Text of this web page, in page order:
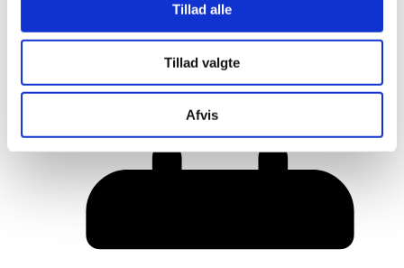
Tillad alle
Tillad valgte
Afvis
Her er alle vinderne fra årets Danish
Rainbow Awards